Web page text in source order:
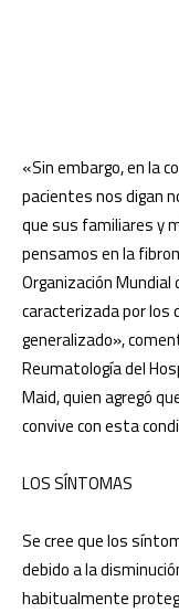
«Sin embargo, en la
pacientes nos digan
que sus familiares y
pensamos en la
Organización
caracterizada por los
generalizado»,
Reumatología del
Maid, quien agregó
convive con esta
LOS SÍNTOMAS
Se cree que los
debido a la
habitualmente